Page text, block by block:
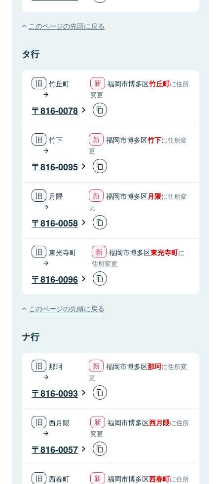
このページの先頭に戻る
タ行
竹丘町 福岡市博多区竹丘町に住所
変更
816-0078
竹下 福岡市博多区竹下に住所変
更
816-0095
月隈 福岡市博多区月隈に住所変
更
816-0058
東光寺町 福岡市博多区東光寺町に
住所変更
816-0096
このページの先頭に戻る
ナ行
那珂 福岡市博多区那珂に住所変
更
816-0093
西月隈 福岡市博多区西月隈に住所
変更
816-0057
西春町 福岡市博多区西春町に住所